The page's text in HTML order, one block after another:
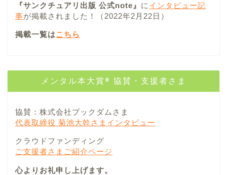
『サンクチュアリ出版 公式note』 に インタビュー記
事が掲載されました！（2022年2月22日）
掲載一覧はこちら
メンタル本大賞® 協賛・支援者さま
協賛：株式会社ブックダムさま
代表取締役 菊池大幹さまインタビュー
クラウドファンディング
ご支援者さまご紹介ページ
心よりお礼申し上げます。